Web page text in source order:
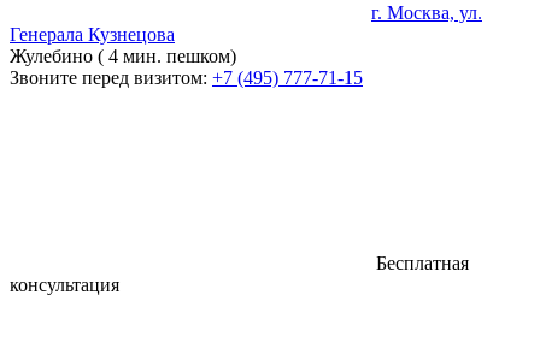
г. Москва, ул.
Генерала Кузнецова
Жулебино ( 4 мин. пешком)
Звоните перед визитом: +7 (495) 777-71-15
Бесплатная
консультация